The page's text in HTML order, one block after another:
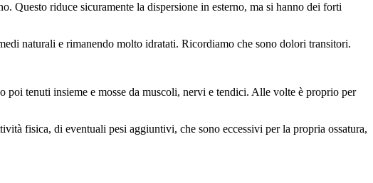
Questo riduce sicuramente la dispersione in esterno, ma si hanno dei forti
naturali e rimanendo molto idratati. Ricordiamo che sono dolori transitori.
tenuti insieme e mosse da muscoli, nervi e tendici. Alle volte è proprio per
fisica, di eventuali pesi aggiuntivi, che sono eccessivi per la propria ossatura,